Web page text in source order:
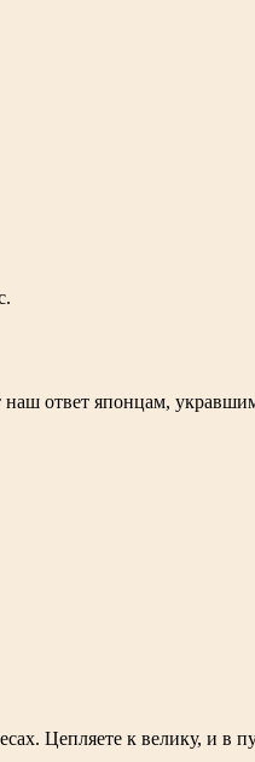
ответ японцам,
Цепляете к велику, и в